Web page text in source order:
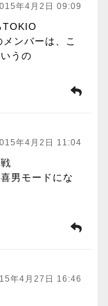
年4月2日 09:09
TOKIO
ンバーは、こ
うの
年4月2日 11:04
男モードにな
年4月27日 16:46